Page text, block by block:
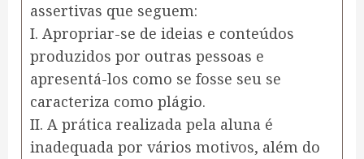
assertivas que seguem:
I. Apropriar-se de ideias e conteúdos
produzidos por outras pessoas e
apresentá-los como se fosse seu se
caracteriza como plágio.
II. A prática realizada pela aluna é
inadequada por vários motivos, além do